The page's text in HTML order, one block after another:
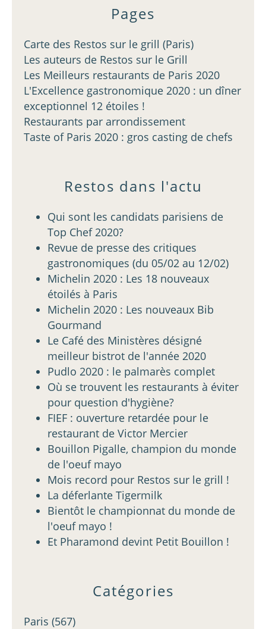
Catégories
Paris (567)
Pages
Carte des Restos sur le grill (Paris)
Les auteurs de Restos sur le Grill
Les Meilleurs restaurants de Paris 2020
L'Excellence gastronomique 2020 : un dîner
exceptionnel 12 étoiles !
Restaurants par arrondissement
Taste of Paris 2020 : gros casting de chefs
Restos dans l'actu
Qui sont les candidats parisiens de
Top Chef 2020?
Revue de presse des critiques
gastronomiques (du 05/02 au 12/02)
Michelin 2020 : Les 18 nouveaux
étoilés à Paris
Michelin 2020 : Les nouveaux Bib
Gourmand
Le Café des Ministères désigné
meilleur bistrot de l'année 2020
Pudlo 2020 : le palmarès complet
Où se trouvent les restaurants à éviter
pour question d'hygiène?
FIEF : ouverture retardée pour le
restaurant de Victor Mercier
Bouillon Pigalle, champion du monde
de l'oeuf mayo
Mois record pour Restos sur le grill !
La déferlante Tigermilk
Bientôt le championnat du monde de
l'oeuf mayo !
Et Pharamond devint Petit Bouillon !